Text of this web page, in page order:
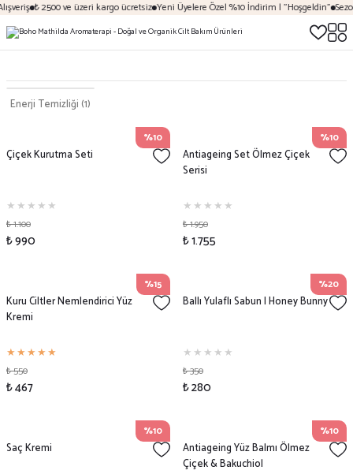
₺ 2500 ve üzeri kargo ücretsiz Yeni Üyelere Özel %10 İndirim | "Hoşgeldin"
Enerji Temizliği(1)
%10
Çiçek Kurutma Seti
₺ 1.100
₺ 990
%10
Antiageing Set Ölmez Çiçek
Serisi
₺ 1.950
₺ 1.755
%15
Kuru Ciltler Nemlendirici Yüz
Kremi
₺ 550
₺ 467
%20
Ballı Yulaflı Sabun | Honey Bunny
₺ 350
₺ 280
%10
Saç Kremi
%10
Antiageing Yüz Balmı Ölmez
Çiçek & Bakuchiol